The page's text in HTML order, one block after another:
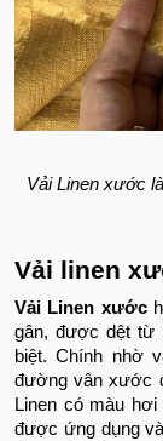
Vải Linen xước
Vải linen
Vải Linen xước
gân, được dệt từ
biệt. Chính nhờ
đường vân xước
Linen có màu
được ứng dụng